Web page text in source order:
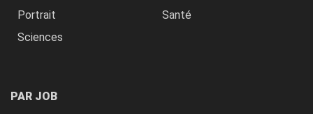
Portrait
Santé
Sciences
PAR JOB